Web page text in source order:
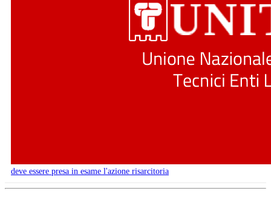
deve essere presa in esame l'azione risarcitoria